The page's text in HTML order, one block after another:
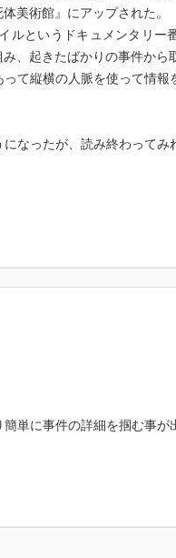
美術館』にアップされた。
ルというドキュメンタリー
、起きたばかりの事件から
て縦横の人脈を使って情
なったが、読み終わってみ
材を進めるうちに溶けてい
単に事件の詳細を掴む事が